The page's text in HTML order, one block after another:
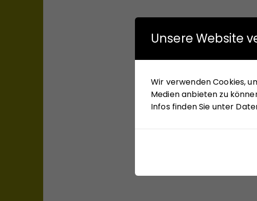
Unsere Website
Wir verwenden Cookies,
Medien anbieten zu
Infos finden Sie unter